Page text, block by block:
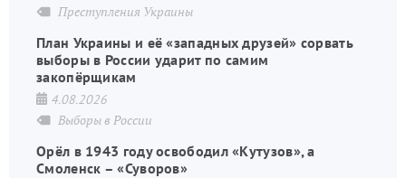
Преступления Украины
План Украины и её «западных друзей» сорвать
выборы в России ударит по самим
закопёрщикам
4.08.2026
Выборы в России
Орёл в 1943 году освободил «Кутузов», а
Смоленск – «Суворов»